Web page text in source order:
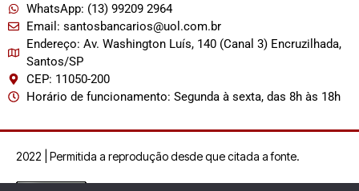
WhatsApp: (13) 99209 2964
Email: santosbancarios@uol.com.br
Endereço: Av. Washington Luís, 140 (Canal 3) Encruzilhada,
Santos/SP
CEP: 11050-200
Horário de funcionamento: Segunda à sexta, das 8h às 18h
2022 | Permitida a reprodução desde que citada a fonte.